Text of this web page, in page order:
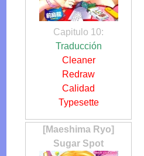
Capitulo 10:
Traducción
Cleaner
Redraw
Calidad
Typesette
[Maeshima Ryo]
Sugar Spot